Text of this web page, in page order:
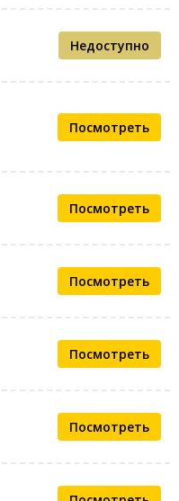
Недоступно
Посмотреть
Посмотреть
Посмотреть
Посмотреть
Посмотреть